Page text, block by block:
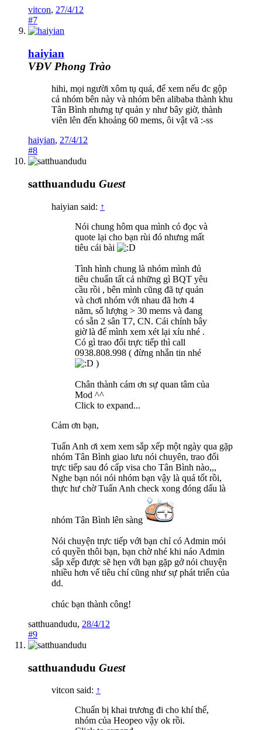
vitcon, 27/4/12
#7
haiyian
VĐV Phong Trào
hihi, mọi người xôm tụ quá, để xem nếu đc gộp
cả nhóm bên này và nhóm bên alibaba thành khu
Tân Bình nhưng tự quản y như bây giờ, thành
viên lên đến khoảng 60 mems, ôi vật vã :-ss
haiyian, 27/4/12
#8
satthuandudu Guest
haiyian said: ↑
Nói chung hôm qua mình có đọc và
quote lại cho bạn rùi đó nhưng mất
tiêu cái bài
Tình hình chung là nhóm mình đủ
tiêu chuẩn tất cả những gì BQT yêu
cầu rồi , bên mình cũng đã tự quản
và chơi nhóm với nhau đã hơn 4
năm, số lượng > 30 mems và đang
có sẵn 2 sân T7, CN. Cái chính bây
giờ là để mình xem xét lại xíu nhé .
Có gì trao đổi trực tiếp thì call
0938.808.998 ( đừng nhắn tin nhé
)
Chân thành cám ơn sự quan tâm của
Mod ^^
Click to expand...
Cảm ơn bạn,
Tuấn Anh ơi xem xem sắp xếp một ngày qua gặp
nhóm Tân Bình giao lưu nói chuyên, trao đổi
trực tiếp sau đó cấp visa cho Tân Bình nào,,,
Nghe bạn nói nói nhóm bạn vậy là quá tốt rồi,
thực hư chờ Tuấn Anh check xong đóng dấu là
nhóm Tân Bình lên sàng
Nói chuyện trực tiếp với bạn chỉ có Admin mói
có quyền thôi bạn, bạn chờ nhé khi náo Admin
sắp xếp được sẽ hẹn với bạn gặp gở nói chuyện
nhiều hơn vế tiêu chí cũng như sự phát triển của
dd.
chúc bạn thành công!
satthuandudu, 28/4/12
#9
satthuandudu Guest
vitcon said: ↑
Chuẩn bị khai trương đi cho khí thế,
nhóm của Heopeo vậy ok rồi.